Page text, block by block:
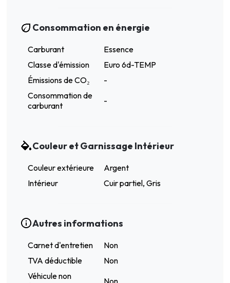
Consommation en énergie
Carburant
Essence
Classe d'émission
Euro 6d-TEMP
Émissions de CO₂
-
Consommation de
carburant
-
Couleur et Garnissage Intérieur
Couleur extérieure
Argent
Intérieur
Cuir partiel, Gris
Autres informations
Carnet d'entretien
Non
TVA déductible
Non
Véhicule non